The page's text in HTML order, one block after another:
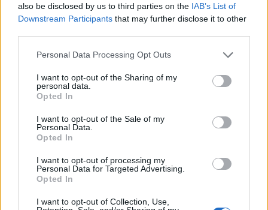
also be disclosed by us to third parties on the IAB’s List of
Downstream Participants that may further disclose it to other
Please note that this website/app uses one or more Google
not limited to your visit or usage behaviour. You may click to
grant or deny consent to Google and its third-party tags to
use your data for below specified purposes in below Google
consent section.
Personal Data Processing Opt Outs
I want to opt-out of the Sharing of my
personal data.
Opted In
I want to opt-out of the Sale of my
Personal Data.
Opted In
I want to opt-out of processing my
Personal Data for Targeted Advertising.
Opted In
I want to opt-out of Collection, Use,